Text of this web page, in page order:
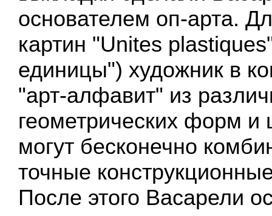
основателем оп-арта.
картин "Unites
единицы") художник в
"арт-алфавит" из
геометрических форм и
могут бесконечно
точные
После этого Васарели